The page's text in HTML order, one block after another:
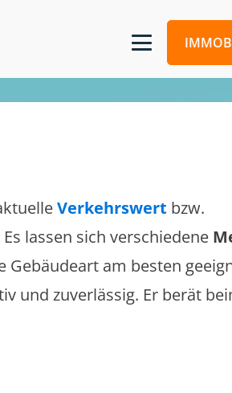
Verkehrswert bzw.
lassen sich verschiedene
Gebäudeart am besten
und zuverlässig. Er berät